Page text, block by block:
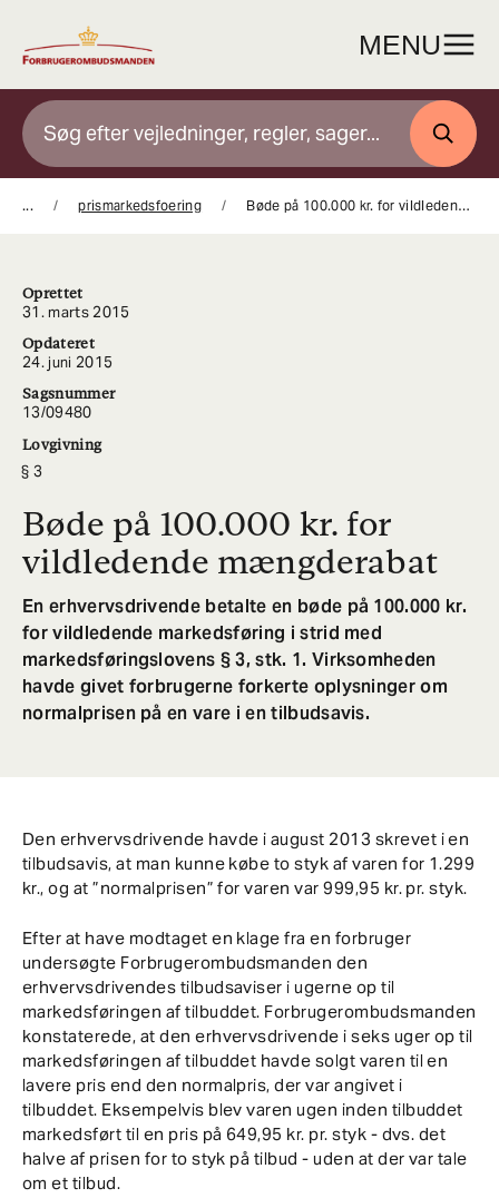
indhold
MENU
SØG
... prismarkedsfoering Bøde på 100.000 kr. for vildledende mængderabat
Oprettet
31. marts 2015
Opdateret
24. juni 2015
Sagsnummer
13/09480
Lovgivning
3
Bøde på 100.000 kr. for
vildledende mængderabat
En erhvervsdrivende betalte en bøde på 100.000 kr.
for vildledende markedsføring i strid med
markedsføringslovens § 3, stk. 1. Virksomheden
havde givet forbrugerne forkerte oplysninger om
normalprisen på en vare i en tilbudsavis.
Den erhvervsdrivende havde i august 2013 skrevet i en
tilbudsavis, at man kunne købe to styk af varen for 1.299
kr., og at ”normalprisen” for varen var 999,95 kr. pr. styk.
Efter at have modtaget en klage fra en forbruger
undersøgte Forbrugerombudsmanden den
erhvervsdrivendes tilbudsaviser i ugerne op til
markedsføringen af tilbuddet. Forbrugerombudsmanden
konstaterede, at den erhvervsdrivende i seks uger op til
markedsføringen af tilbuddet havde solgt varen til en
lavere pris end den normalpris, der var angivet i
tilbuddet. Eksempelvis blev varen ugen inden tilbuddet
markedsført til en pris på 649,95 kr. pr. styk - dvs. det
halve af prisen for to styk på tilbud - uden at der var tale
om et tilbud.